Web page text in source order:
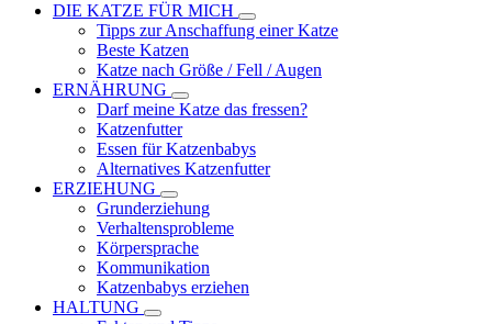
DIE KATZE FÜR MICH
Tipps zur Anschaffung einer Katze
Beste Katzen
Katze nach Größe / Fell / Augen
ERNÄHRUNG
Darf meine Katze das fressen?
Katzenfutter
Essen für Katzenbabys
Alternatives Katzenfutter
ERZIEHUNG
Grunderziehung
Verhaltensprobleme
Körpersprache
Kommunikation
Katzenbabys erziehen
HALTUNG